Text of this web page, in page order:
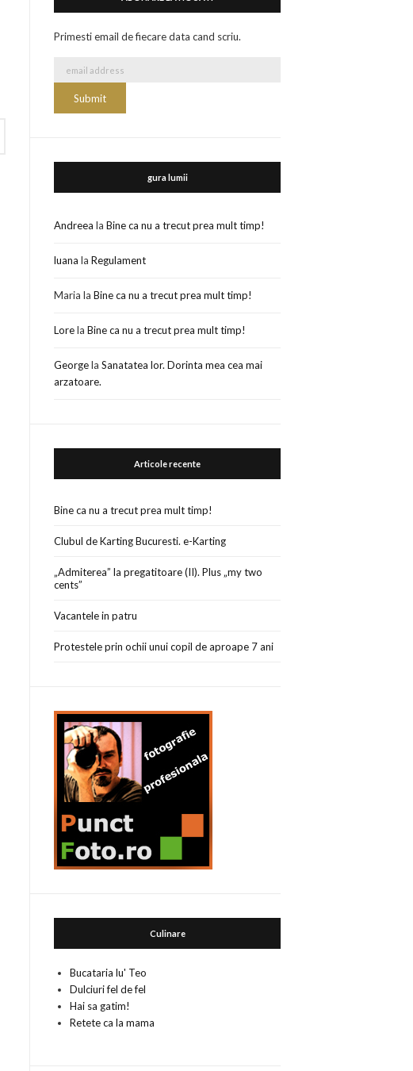
Primesti email de fiecare data cand scriu.
gura lumii
Andreea laBine ca nu a trecut prea mult timp!
luana laRegulament
Maria laBine ca nu a trecut prea mult timp!
LorelaBine ca nu a trecut prea mult timp!
GeorgelaSanatatea lor. Dorinta mea cea mai
arzatoare.
Articole recente
Bine ca nu a trecut prea mult timp!
Clubul de Karting Bucuresti. e-Karting
„Admiterea” la pregatitoare (II). Plus „my two
cents”
Vacantele in patru
Protestele prin ochii unui copil de aproape 7 ani
Culinare
Bucataria lu' Teo
Dulciuri fel de fel
Hai sa gatim!
Retete ca la mama